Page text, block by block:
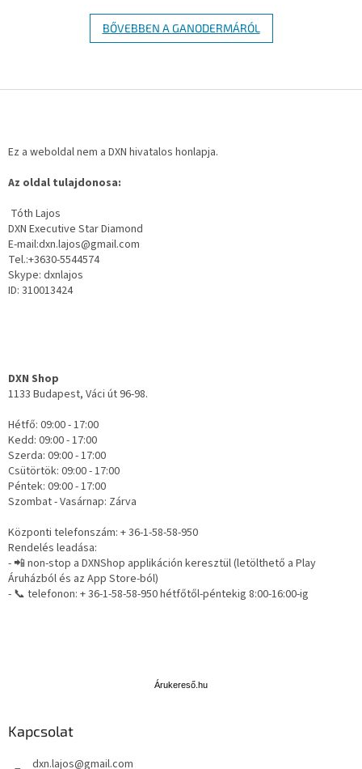
BŐVEBBEN A GANODERMÁRÓL
Ez a weboldal nem a DXN hivatalos honlapja.
Az oldal tulajdonosa:
Tóth Lajos
DXN Executive Star Diamond
E-mail:dxn.lajos@gmail.com
Tel.:+3630-5544574
Skype: dxnlajos
ID: 310013424
DXN Shop
1133 Budapest, Váci út 96-98.
Hétfő: 09:00 - 17:00
Kedd: 09:00 - 17:00
Szerda: 09:00 - 17:00
Csütörtök: 09:00 - 17:00
Péntek: 09:00 - 17:00
Szombat - Vasárnap: Zárva
Központi telefonszám: + 36-1-58-58-950
Rendelés leadása:
- 📲 non-stop a DXNShop applikáción keresztül (letölthető a Play
Áruházból és az App Store-ból)
- 📞 telefonon: + 36-1-58-58-950 hétfőtől-péntekig 8:00-16:00-ig
s
Árukereső.hu
Kapcsolat
dxn.lajos@gmail.com